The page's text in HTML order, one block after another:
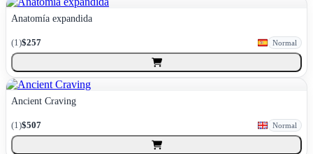
Anatomía expandida
(1)$257 Normal
Ancient Craving
(1)$507 Normal